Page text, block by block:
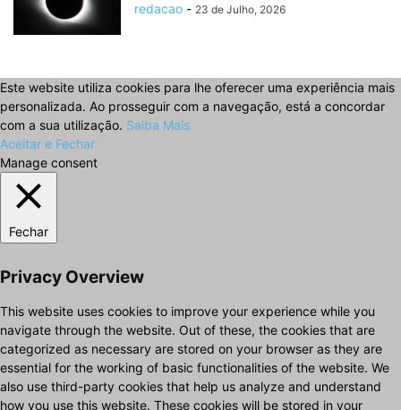
redacao - 23 de Julho, 2026
Este website utiliza cookies para lhe oferecer uma experiência mais
personalizada. Ao prosseguir com a navegação, está a concordar
com a sua utilização. Saiba Mais
Aceitar e Fechar
Manage consent
Fechar
Privacy Overview
This website uses cookies to improve your experience while you
navigate through the website. Out of these, the cookies that are
categorized as necessary are stored on your browser as they are
essential for the working of basic functionalities of the website. We
also use third-party cookies that help us analyze and understand
how you use this website. These cookies will be stored in your